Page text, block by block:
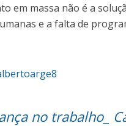
em massa não é a
e a falta de
no trabalho_